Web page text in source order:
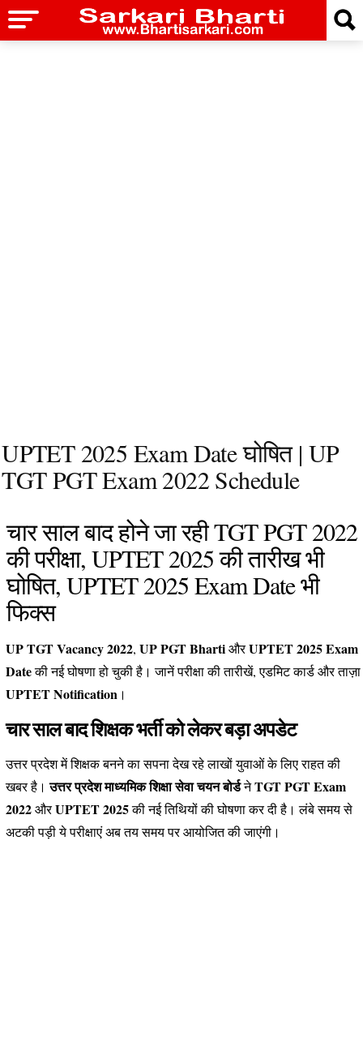
UPTET 2025 Exam Date घोषित | UP
TGT PGT Exam 2022 Schedule
चार साल बाद होने जा रही TGT PGT 2022
की परीक्षा, UPTET 2025 की तारीख भी
घोषित, UPTET 2025 Exam Date भी
फिक्स
UP TGT Vacancy 2022, UP PGT BhartiऔरUPTET 2025 Exam
Dateकी नई घोषणा हो चुकी है। जानें परीक्षा की तारीखें, एडमिट कार्ड और ताज़ा
UPTET Notification ।
चार साल बाद शिक्षक भर्ती को लेकर बड़ा अपडेट
उत्तर प्रदेश में शिक्षक बनने का सपना देख रहे लाखों युवाओं के लिए राहत की
खबर है।उत्तर प्रदेश माध्यमिक शिक्षा सेवा चयन बोर्डनेTGT PGT Exam
2022औरUPTET 2025की नई तिथियों की घोषणा कर दी है। लंबे समय से
अटकी पड़ी ये परीक्षाएं अब तय समय पर आयोजित की जाएंगी।